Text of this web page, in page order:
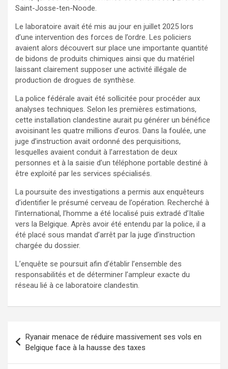
Saint-Josse-ten-Noode.
Le laboratoire avait été mis au jour en juillet 2025 lors
d’une intervention des forces de l’ordre. Les policiers
avaient alors découvert sur place une importante quantité
de bidons de produits chimiques ainsi que du matériel
laissant clairement supposer une activité illégale de
production de drogues de synthèse.
La police fédérale avait été sollicitée pour procéder aux
analyses techniques. Selon les premières estimations,
cette installation clandestine aurait pu générer un bénéfice
avoisinant les quatre millions d’euros. Dans la foulée, une
juge d’instruction avait ordonné des perquisitions,
lesquelles avaient conduit à l’arrestation de deux
personnes et à la saisie d’un téléphone portable destiné à
être exploité par les services spécialisés.
La poursuite des investigations a permis aux enquêteurs
d’identifier le présumé cerveau de l’opération. Recherché à
l’international, l’homme a été localisé puis extradé d’Italie
vers la Belgique. Après avoir été entendu par la police, il a
été placé sous mandat d’arrêt par la juge d’instruction
chargée du dossier.
L’enquête se poursuit afin d’établir l’ensemble des
responsabilités et de déterminer l’ampleur exacte du
réseau lié à ce laboratoire clandestin.
Ryanair menace de réduire massivement ses vols en
Belgique face à la hausse des taxes